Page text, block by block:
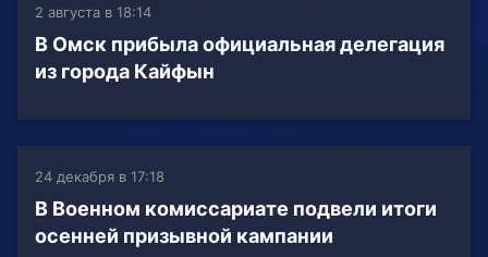
2 августа в 18:14
В Омск прибыла официальная делегация
из города Кайфын
24 декабря в 17:18
В Военном комиссариате подвели итоги
осенней призывной кампании